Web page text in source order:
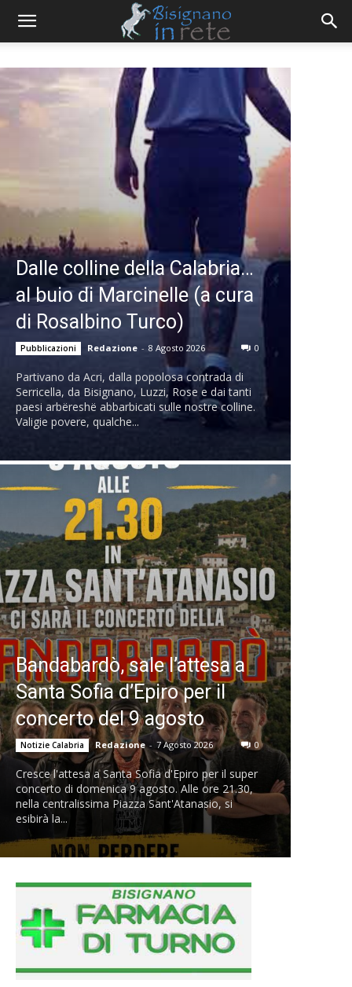
Dalle colline della Calabria…
al buio di Marcinelle (a cura
di Rosalbino Turco)
Pubblicazioni Redazione - 8 Agosto 2026 0
Partivano da Acri, dalla popolosa contrada di
Serricella, da Bisignano, Luzzi, Rose e dai tanti
paesi arbëreshë abbarbicati sulle nostre colline.
Valigie povere, qualche...
Bandabardò, sale l’attesa a
Santa Sofia d’Epiro per il
concerto del 9 agosto
Notizie Calabria Redazione - 7 Agosto 2026 0
Cresce l'attesa a Santa Sofia d'Epiro per il super
concerto di domenica 9 agosto. Alle ore 21.30,
nella centralissima Piazza Sant'Atanasio, si
esibirà la...